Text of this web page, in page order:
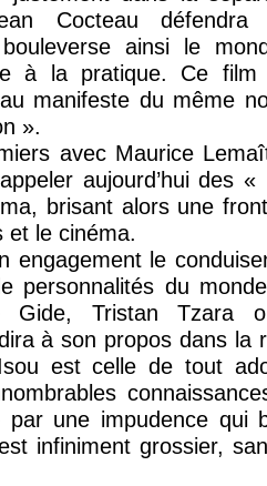
Cocteau
ainsi le
à la pratique. Ce film
manifeste du même
».
avec Maurice
aujourd’hui des
brisant alors une
et le cinéma.
engagement le
personnalités du
Gide, Tristan Tzara
à son propos dans la
est celle de tout
par une impudence qui
infiniment grossier,